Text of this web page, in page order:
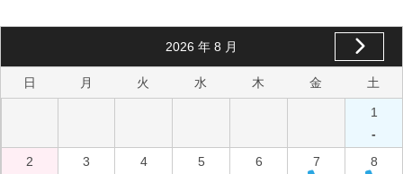
2026 年 8 月
日 月 火 水 木 金 土
1
-
2
3
4
5
6
7 8